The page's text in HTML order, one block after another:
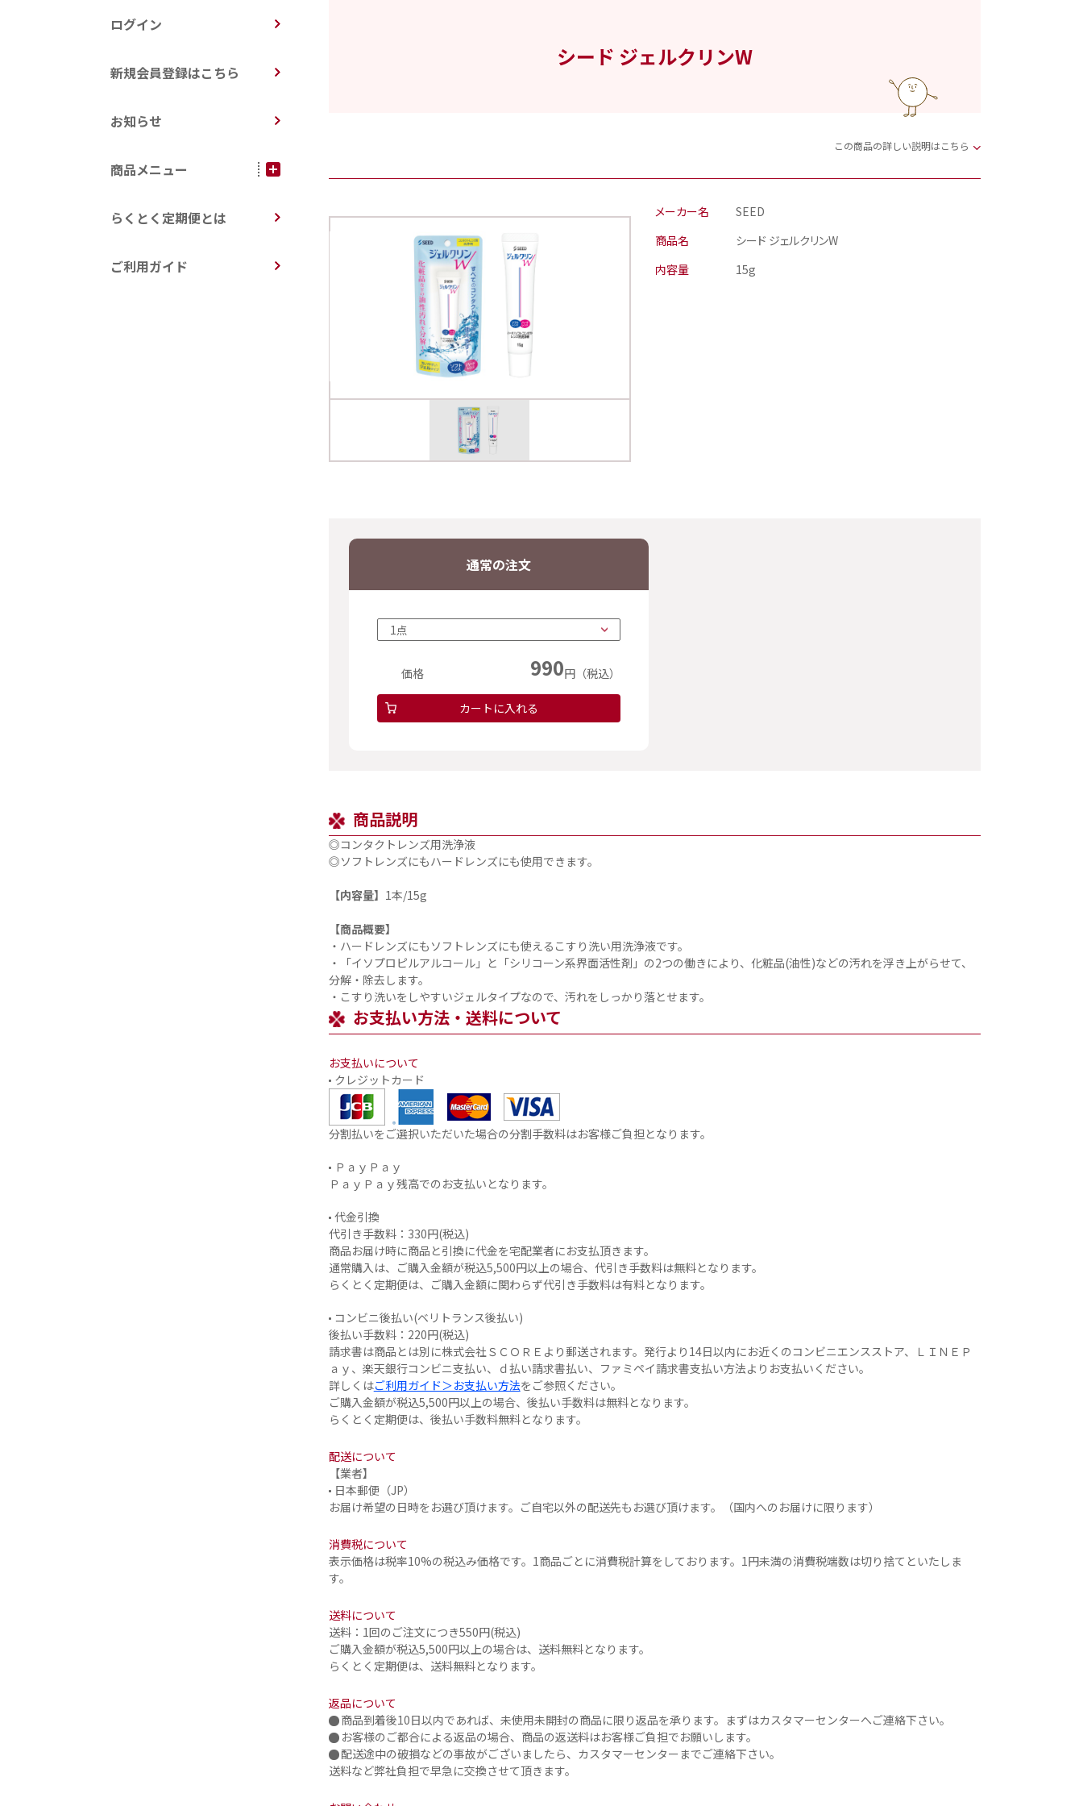
ログイン
新規会員登録はこちら
お知らせ
商品メニュー
らくとく定期便とは
ご利用ガイド
シード ジェルクリンW
この商品の詳しい説明はこちら
メーカー名
SEED
商品名
シード ジェルクリンW
内容量
15g
通常の注文
価格 990円（税込）
カートに入れる
商品説明
◎コンタクトレンズ用洗浄液
◎ソフトレンズにもハードレンズにも使用できます。
【内容量】 1本/15g
【商品概要】
・ハードレンズにもソフトレンズにも使えるこすり洗い用洗浄液です。
・「イソプロピルアルコール」と「シリコーン系界面活性剤」の2つの働きにより、化粧品(油性)などの汚れを浮き上がらせて、
分解・除去します。
・こすり洗いをしやすいジェルタイプなので、汚れをしっかり落とせます。
お支払い方法・送料について
お支払いについて
クレジットカード
分割払いをご選択いただいた場合の分割手数料はお客様ご負担となります。
ＰａｙＰａｙ
ＰａｙＰａｙ残高でのお支払いとなります。
代金引換
代引き手数料：330円(税込)
商品お届け時に商品と引換に代金を宅配業者にお支払頂きます。
通常購入は、ご購入金額が税込5,500円以上の場合、代引き手数料は無料となります。
らくとく定期便は、ご購入金額に関わらず代引き手数料は有料となります。
コンビニ後払い(ベリトランス後払い)
後払い手数料：220円(税込)
請求書は商品とは別に株式会社ＳＣＯＲＥより郵送されます。発行より14日以内にお近くのコンビニエンスストア、ＬＩＮＥＰ
ａｙ、楽天銀行コンビニ支払い、ｄ払い請求書払い、ファミペイ請求書支払い方法よりお支払いください。
詳しくはご利用ガイド＞お支払い方法をご参照ください。
ご購入金額が税込5,500円以上の場合、後払い手数料は無料となります。
らくとく定期便は、後払い手数料無料となります。
配送について
【業者】
日本郵便（JP）
お届け希望の日時をお選び頂けます。ご自宅以外の配送先もお選び頂けます。（国内へのお届けに限ります）
消費税について
表示価格は税率10%の税込み価格です。1商品ごとに消費税計算をしております。1円未満の消費税端数は切り捨てといたしま
す。
送料について
送料：1回のご注文につき550円(税込)
ご購入金額が税込5,500円以上の場合は、送料無料となります。
らくとく定期便は、送料無料となります。
返品について
商品到着後10日以内であれば、未使用未開封の商品に限り返品を承ります。まずはカスタマーセンターへご連絡下さい。
お客様のご都合による返品の場合、商品の返送料はお客様ご負担でお願いします。
配送途中の破損などの事故がございましたら、カスタマーセンターまでご連絡下さい。
送料など弊社負担で早急に交換させて頂きます。